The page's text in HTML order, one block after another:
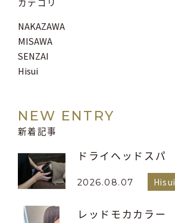
NAKAZAWA
MISAWA
SENZAI
Hisui
NEW ENTRY
新着記事
ドライヘッドスパ
2026.08.07 Hisui
レッドモカカラー